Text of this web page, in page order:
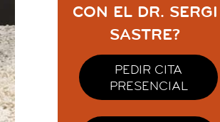
CON EL DR. SERGI
SASTRE?
PEDIR CITA
PRESENCIAL